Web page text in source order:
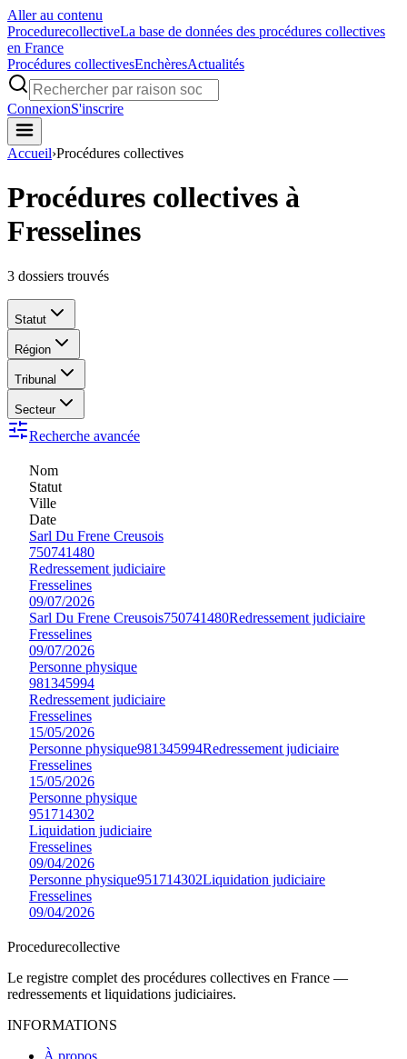
Aller au contenu
ProcedurecollectiveLa base de données des procédures collectives
en France
Procédures collectivesEnchèresActualités
ConnexionS'inscrire
Accueil›Procédures collectives
Procédures collectives à
Fresselines
3 dossiers trouvés
Statut
Région
Tribunal
Secteur
Recherche avancée
Nom
Statut
Ville
Date
Sarl Du Frene Creusois
750741480
Redressement judiciaire
Fresselines
09/07/2026
Sarl Du Frene Creusois750741480Redressement judiciaire
Fresselines
09/07/2026
Personne physique
981345994
Redressement judiciaire
Fresselines
15/05/2026
Personne physique981345994Redressement judiciaire
Fresselines
15/05/2026
Personne physique
951714302
Liquidation judiciaire
Fresselines
09/04/2026
Personne physique951714302Liquidation judiciaire
Fresselines
09/04/2026
Procedurecollective
Le registre complet des procédures collectives en France —
redressements et liquidations judiciaires.
INFORMATIONS
À propos